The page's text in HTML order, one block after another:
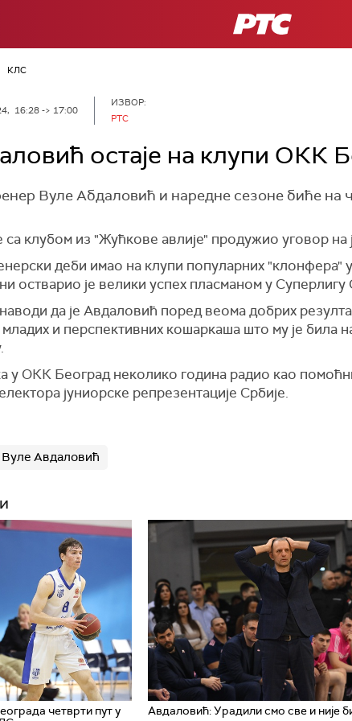
РТС
КЛС
16:28 -> 17:00
ИЗВОР:
РТС
остаје на клупи ОКК
Вуле Абдаловић и наредне сезоне биће на
са клубом из "Жућкове авлије" продужио уговор на
деби имао на клупи популарних "клонфера"
остварио је велики успех пласманом у Суперлигу
да је Авдаловић поред веома добрих
и перспективних кошаркаша што му је била
у ОКК Београд неколико година радио као
јуниорске репрезентације Србије.
Вуле Авдаловић
четврти пут у
Авдаловић: Урадили смо све и није